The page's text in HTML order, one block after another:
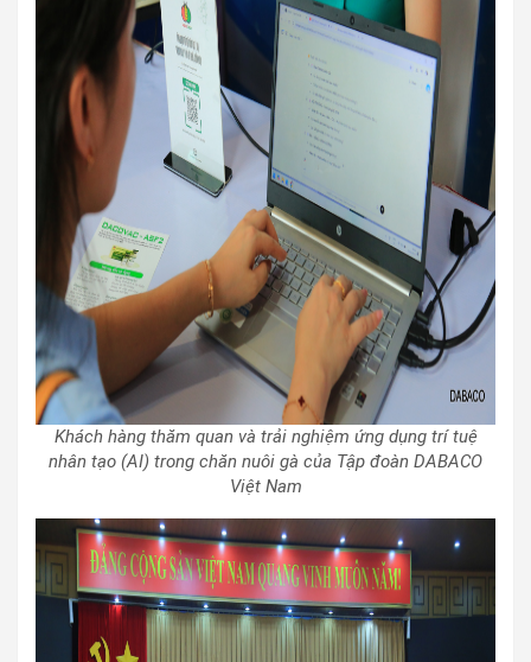
Khách hàng thăm quan và trải nghiệm ứng dụng trí tuệ
nhân tạo (AI) trong chăn nuôi gà của Tập đoàn DABACO
Việt Nam